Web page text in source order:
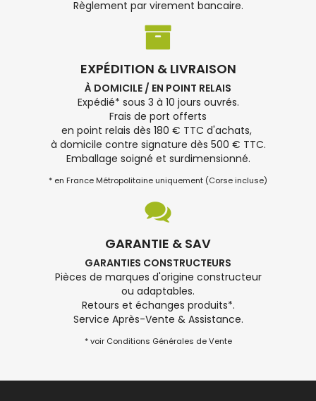
Règlement par virement bancaire.
EXPÉDITION & LIVRAISON
À DOMICILE / EN POINT RELAIS
Expédié* sous 3 à 10 jours ouvrés.
Frais de port offerts
en point relais dès 180 € TTC d'achats,
à domicile contre signature dès 500 € TTC.
Emballage soigné et surdimensionné.
* en France Métropolitaine uniquement (Corse incluse)
GARANTIE & SAV
GARANTIES CONSTRUCTEURS
Pièces de marques d'origine constructeur
ou adaptables.
Retours et échanges produits*.
Service Après-Vente & Assistance.
* voir Conditions Générales de Vente